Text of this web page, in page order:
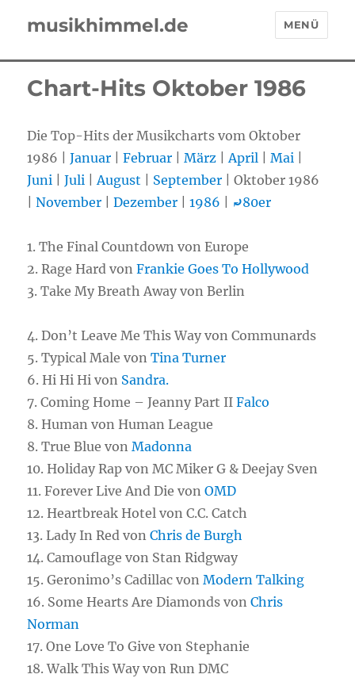
musikhimmel.de MENÜ
Chart-Hits Oktober 1986
Die Top-Hits der Musikcharts vom Oktober
1986 |Januar |Februar |März |April |Mai
Juni |Juli |August September | Oktober 1986
|November |Dezember |1986 ⤾80er
1. The Final Countdown von Europe
2. Rage Hard vonFrankie Goes To Hollywood
3. Take My Breath Away von Berlin
4. Don’t Leave Me This Way von Communards
5. Typical Male vonTina Turner
6. Hi Hi Hi von Sandra.
7. Coming Home – Jeanny Part IIFalco
8. Human von Human League
8. True Blue vonMadonna
10. Holiday Rap von MC Miker G & Deejay Sven
11. Forever Live And Die vonOMD
12. Heartbreak Hotel von C.C. Catch
13. Lady In Red vonChris de Burgh
14. Camouflage von Stan Ridgway
15. Geronimo’s Cadillac vonModern Talking
16. Some Hearts Are Diamonds vonChris
Norman
17. One Love To Give von Stephanie
18. Walk This Way von Run DMC